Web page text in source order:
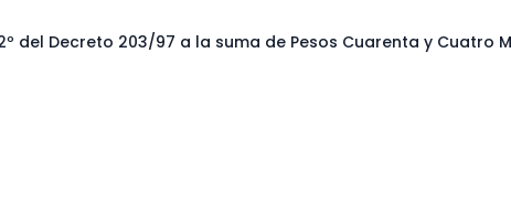
del Decreto 203/97 a la suma de Pesos Cuarenta y Cuatro